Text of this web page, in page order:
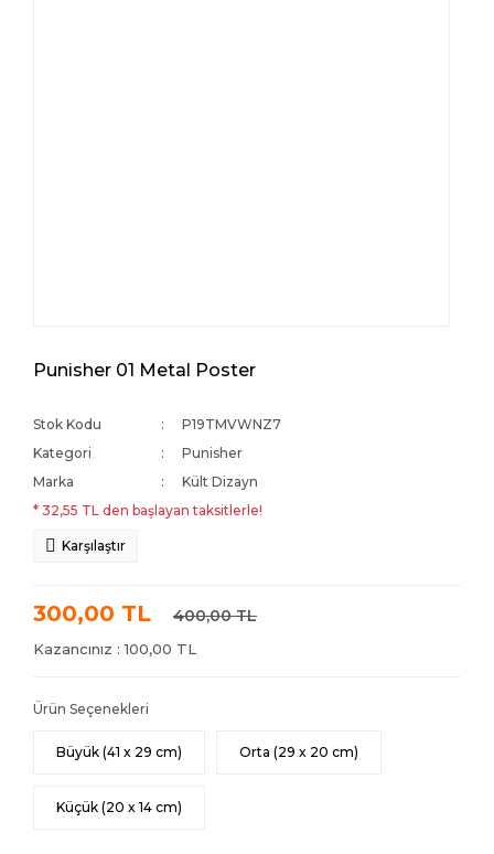
Punisher 01 Metal Poster
Stok Kodu
P19TMVWNZ7
Kategori
Punisher
Marka
Kült Dizayn
* 32,55 TL den başlayan taksitlerle!
Karşılaştır
300,00 TL 400,00 TL
Kazancınız : 100,00 TL
Ürün Seçenekleri
Büyük (41 x 29 cm) Orta (29 x 20 cm)
Küçük (20 x 14 cm)